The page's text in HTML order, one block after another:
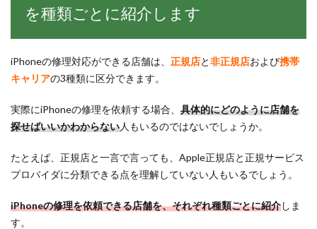
を種類ごとに紹介します
iPhoneの修理対応ができる店舗は、 正規店と非正規店および携帯
キャリアの3種類に区分できます。
実際にiPhoneの修理を依頼する場合、 具体的にどのように店舗を
探せばいいかわからない人もいるのではないでしょうか。
たとえば、正規店と一言で言っても、Apple正規店と正規サービス
プロバイダに分類できる点を理解していない人もいるでしょう。
iPhoneの修理を依頼できる店舗を、それぞれ種類ごとに紹介しま
す。